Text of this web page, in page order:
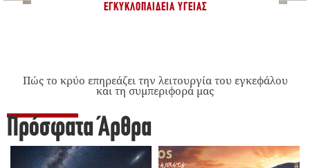
ΕΓΚΥΚΛΟΠΑΊΔΕΙΑ ΥΓΕΊΑΣ
Πώς το κρύο επηρεάζει την λειτουργία του εγκεφάλου
και τη συμπεριφορά μας
Πρόσφατα Άρθρα